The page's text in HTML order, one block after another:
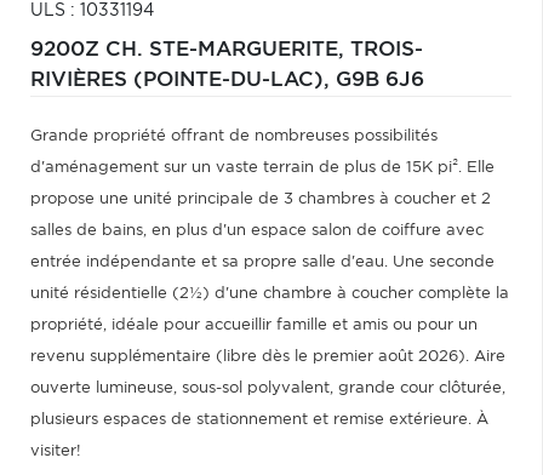
ULS : 10331194
9200Z CH. STE-MARGUERITE, TROIS-
RIVIÈRES (POINTE-DU-LAC), G9B 6J6
Grande propriété offrant de nombreuses possibilités
d'aménagement sur un vaste terrain de plus de 15K pi². Elle
propose une unité principale de 3 chambres à coucher et 2
salles de bains, en plus d'un espace salon de coiffure avec
entrée indépendante et sa propre salle d'eau. Une seconde
unité résidentielle (2½) d'une chambre à coucher complète la
propriété, idéale pour accueillir famille et amis ou pour un
revenu supplémentaire (libre dès le premier août 2026). Aire
ouverte lumineuse, sous-sol polyvalent, grande cour clôturée,
plusieurs espaces de stationnement et remise extérieure. À
visiter!